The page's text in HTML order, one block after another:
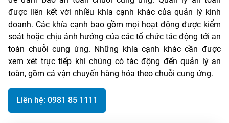
được liên kết với nhiều khía cạnh khác của quản lý kinh
doanh. Các khía cạnh bao gồm mọi hoạt động được kiểm
soát hoặc chịu ảnh hưởng của các tổ chức tác động tới an
toàn chuỗi cung ứng. Những khía cạnh khác cần được
xem xét trực tiếp khi chúng có tác động đến quản lý an
toàn, gồm cả vận chuyển hàng hóa theo chuỗi cung ứng.
Liên hệ: 0981 85 1111